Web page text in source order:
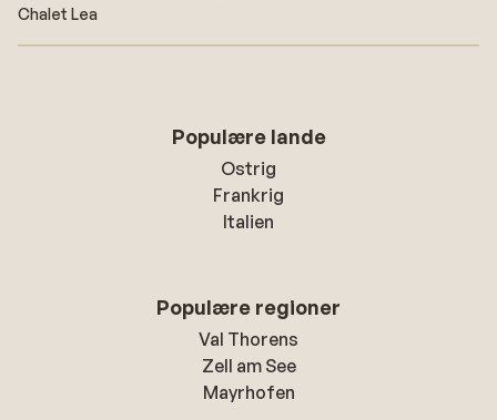
Chalet Lea
Populære lande
Ostrig
Frankrig
Italien
Populære regioner
Val Thorens
Zell am See
Mayrhofen